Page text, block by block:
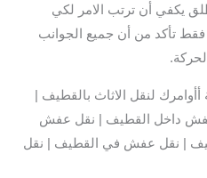
يكفي أن ترتب الامر لكي
فقط تأكد من أن جميع الجوانب
لنقل الاثاث بالقطيف |
داخل القطيف | نقل عفش
| نقل عفش في القطيف | نقل